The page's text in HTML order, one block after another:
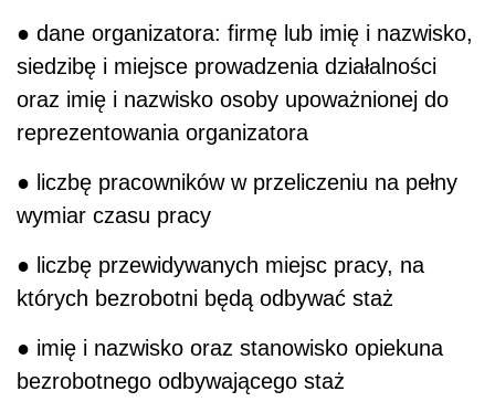
● dane organizatora: firmę lub imię i nazwisko,
siedzibę i miejsce prowadzenia działalności
oraz imię i nazwisko osoby upoważnionej do
reprezentowania organizatora
● liczbę pracowników w przeliczeniu na pełny
wymiar czasu pracy
● liczbę przewidywanych miejsc pracy, na
których bezrobotni będą odbywać staż
● imię i nazwisko oraz stanowisko opiekuna
bezrobotnego odbywającego staż